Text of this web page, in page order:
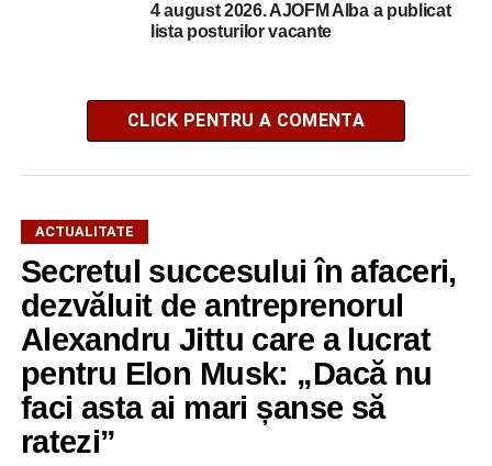
4 august 2026. AJOFM Alba a publicat
lista posturilor vacante
CLICK PENTRU A COMENTA
ACTUALITATE
Secretul succesului în afaceri,
dezvăluit de antreprenorul
Alexandru Jittu care a lucrat
pentru Elon Musk: „Dacă nu
faci asta ai mari șanse să
ratezi”